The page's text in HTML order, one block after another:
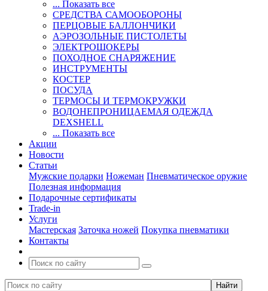
... Показать все
СРЕДСТВА САМООБОРОНЫ
ПЕРЦОВЫЕ БАЛЛОНЧИКИ
АЭРОЗОЛЬНЫЕ ПИСТОЛЕТЫ
ЭЛЕКТРОШОКЕРЫ
ПОХОДНОЕ СНАРЯЖЕНИЕ
ИНСТРУМЕНТЫ
КОСТЕР
ПОСУДА
ТЕРМОСЫ И ТЕРМОКРУЖКИ
ВОДОНЕПРОНИЦАЕМАЯ ОДЕЖДА
DEXSHELL
... Показать все
Акции
Новости
Статьи
Мужские подарки Ножеман Пневматическое оружие
Полезная информация
Подарочные сертификаты
Trade-in
Услуги
Мастерская Заточка ножей Покупка пневматики
Контакты